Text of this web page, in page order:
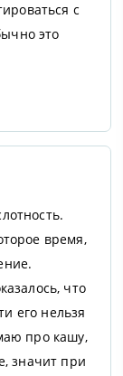
с
это
время,
что
его нельзя
про кашу,
значит при